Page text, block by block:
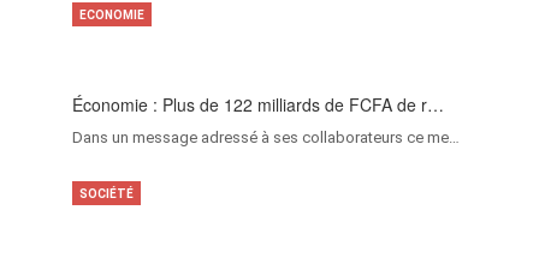
Économie : Plus de 122 milliards de FCFA de r…
Dans un message adressé à ses collaborateurs ce me…
ECONOMIE
SOCIÉTÉ